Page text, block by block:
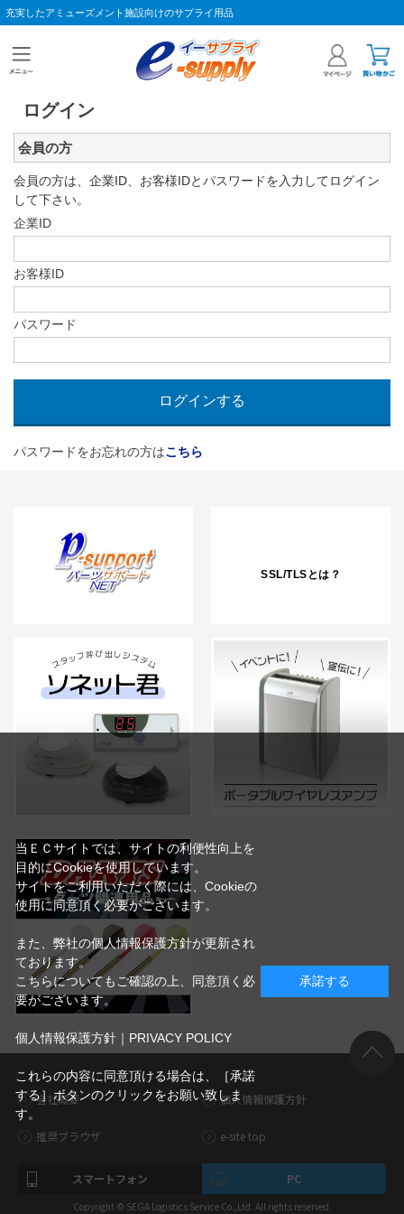
充実したアミューズメント施設向けのサプライ用品
ログイン
会員の方
会員の方は、企業ID、お客様IDとパスワードを入力してログイン
して下さい。
企業ID
お客様ID
パスワード
パスワードをお忘れの方はこちら
SSL/TLSとは？
会社概要 個人情報保護方針
推奨ブラウザ e-site top
スマートフォン PC
Copyright © SEGA Logistics Service Co.,Ltd. All rights reserved.
当ＥＣサイトでは、サイトの利便性向上を
目的にCookieを使用しています。
サイトをご利用いただく際には、Cookieの
使用に同意頂く必要がございます。
また、弊社の個人情報保護方針が更新され
ております。
こちらについてもご確認の上、同意頂く必
要がございます。
個人情報保護方針｜PRIVACY POLICY
これらの内容に同意頂ける場合は、［承諾
する］ボタンのクリックをお願い致しま
す。
承諾する